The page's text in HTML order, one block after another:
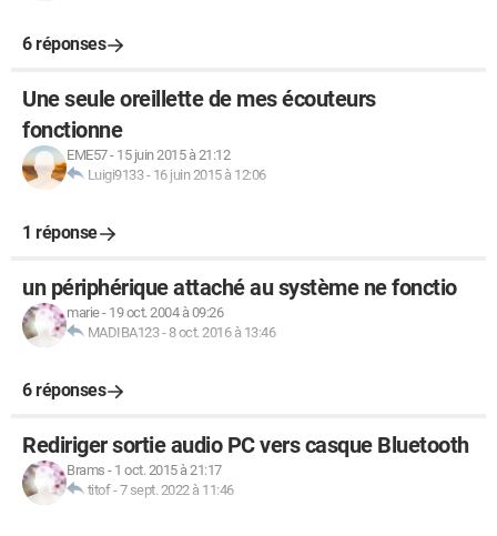
6 réponses
Une seule oreillette de mes écouteurs
fonctionne
EME57- 15 juin 2015 à 21:12
Luigi9133- 16 juin 2015 à 12:06
1 réponse
un périphérique attaché au système ne fonctio
marie- 19 oct. 2004 à 09:26
MADIBA123- 8 oct. 2016 à 13:46
6 réponses
Rediriger sortie audio PC vers casque Bluetooth
Brams - 1 oct. 2015 à 21:17
titof-7 sept. 2022 à 11:46